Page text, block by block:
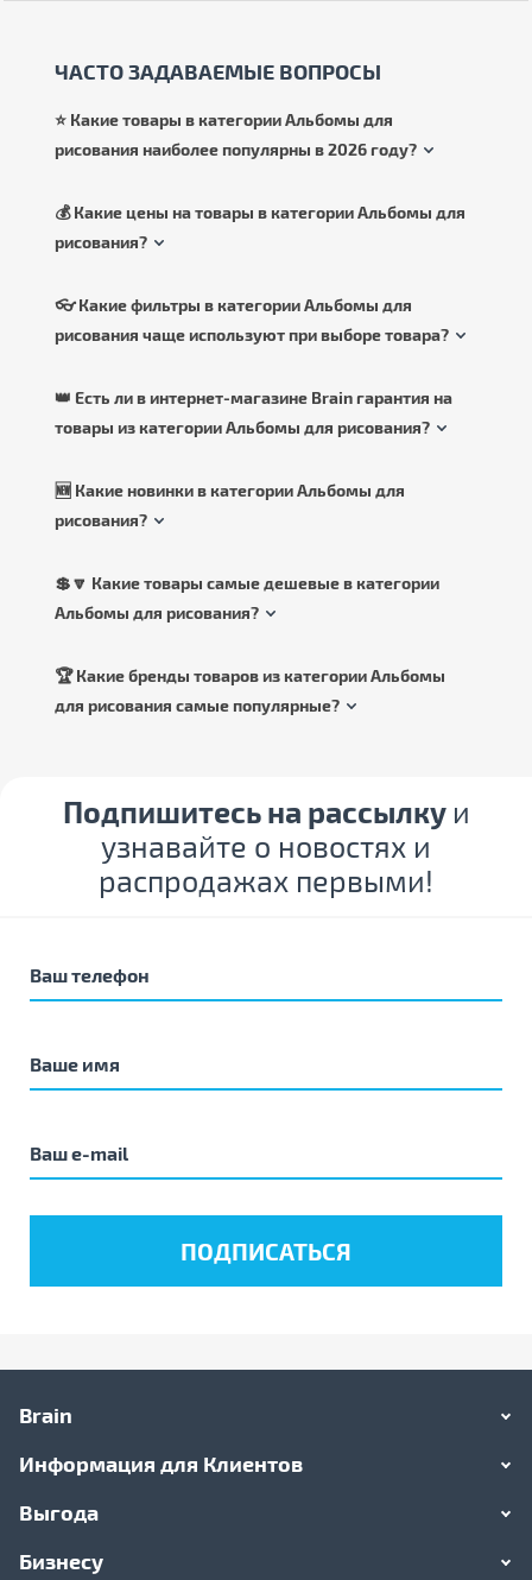
ЧАСТО ЗАДАВАЕМЫЕ ВОПРОСЫ
⭐ Какие товары в категории Альбомы для
рисования наиболее популярны в 2026 году?
💰 Какие цены на товары в категории Альбомы для
рисования?
👓 Какие фильтры в категории Альбомы для
рисования чаще используют при выборе товара?
👑 Есть ли в интернет-магазине Brain гарантия на
товары из категории Альбомы для рисования?
🆕 Какие новинки в категории Альбомы для
рисования?
💲🔽 Какие товары самые дешевые в категории
Альбомы для рисования?
🏆 Какие бренды товаров из категории Альбомы
для рисования самые популярные?
Подпишитесь на рассылку и
узнавайте о новостях и
распродажах первыми!
Brain
Информация для Клиентов
Выгода
Бизнесу